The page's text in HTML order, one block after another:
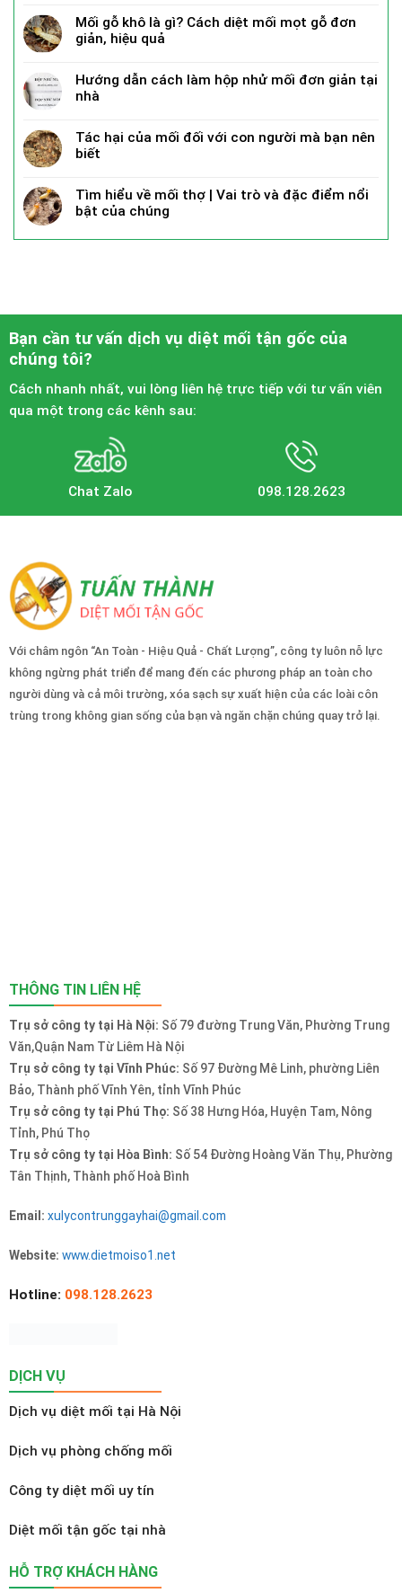
Mối gỗ khô là gì? Cách diệt mối mọt gỗ đơn
giản, hiệu quả
Hướng dẫn cách làm hộp nhử mối đơn giản tại
nhà
Tác hại của mối đối với con người mà bạn nên
biết
Tìm hiểu về mối thợ | Vai trò và đặc điểm nổi
bật của chúng
Bạn cần tư vấn dịch vụ diệt mối tận gốc của
chúng tôi?
Cách nhanh nhất, vui lòng liên hệ trực tiếp với tư vấn viên
qua một trong các kênh sau:
Chat Zalo 098.128.2623
Với châm ngôn “An Toàn - Hiệu Quả - Chất Lượng”, công ty luôn nỗ lực
không ngừng phát triển để mang đến các phương pháp an toàn cho
người dùng và cả môi trường, xóa sạch sự xuất hiện của các loài côn
trùng trong không gian sống của bạn và ngăn chặn chúng quay trở lại.
THÔNG TIN LIÊN HỆ
Trụ sở công ty tại Hà Nội: Số 79 đường Trung Văn, Phường Trung
Văn,Quận Nam Từ Liêm Hà Nội
Trụ sở công ty tại Vĩnh Phúc: Số 97 Đường Mê Linh, phường Liên
Bảo, Thành phố Vĩnh Yên, tỉnh Vĩnh Phúc
Trụ sở công ty tại Phú Thọ: Số 38 Hưng Hóa, Huyện Tam, Nông
Tỉnh, Phú Thọ
Trụ sở công ty tại Hòa Bình: Số 54 Đường Hoàng Văn Thụ, Phường
Tân Thịnh, Thành phố Hoà Bình
Email: xulycontrunggayhai@gmail.com
Website: www.dietmoiso1.net
Hotline: 098.128.2623
DỊCH VỤ
Dịch vụ diệt mối tại Hà Nội
Dịch vụ phòng chống mối
Công ty diệt mối uy tín
Diệt mối tận gốc tại nhà
HỖ TRỢ KHÁCH HÀNG